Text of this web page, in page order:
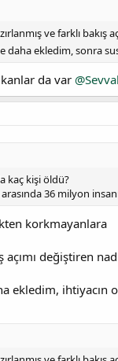
ve farklı
daha ekledim, sonra
da var @Sevval
kaç kişi öldü?
arasında 36 milyon
korkmayanlara
açımı değiştiren
ekledim, ihtiyacın